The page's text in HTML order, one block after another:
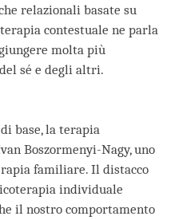
relazionali basate su
contestuale ne parla
molta più
sé e degli altri.
base, la terapia
Boszormenyi-Nagy, uno
familiare. Il distacco
individuale
il nostro comportamento